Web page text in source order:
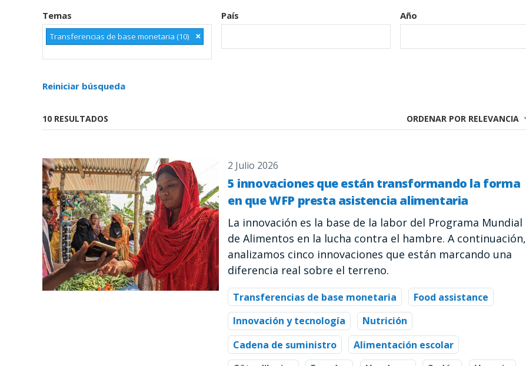
Temas
Transferencias de base monetaria (10) ×
País Año
Reiniciar búsqueda
10 RESULTADOS ORDENAR POR RELEVANCIA
2 Julio 2026
5 innovaciones que están transformando la forma
en que WFP presta asistencia alimentaria
La innovación es la base de la labor del Programa Mundial
de Alimentos en la lucha contra el hambre. A continuación,
analizamos cinco innovaciones que están marcando una
diferencia real sobre el terreno.
Transferencias de base monetaria
Food assistance
Innovación y tecnología
Nutrición
Cadena de suministro
Alimentación escolar